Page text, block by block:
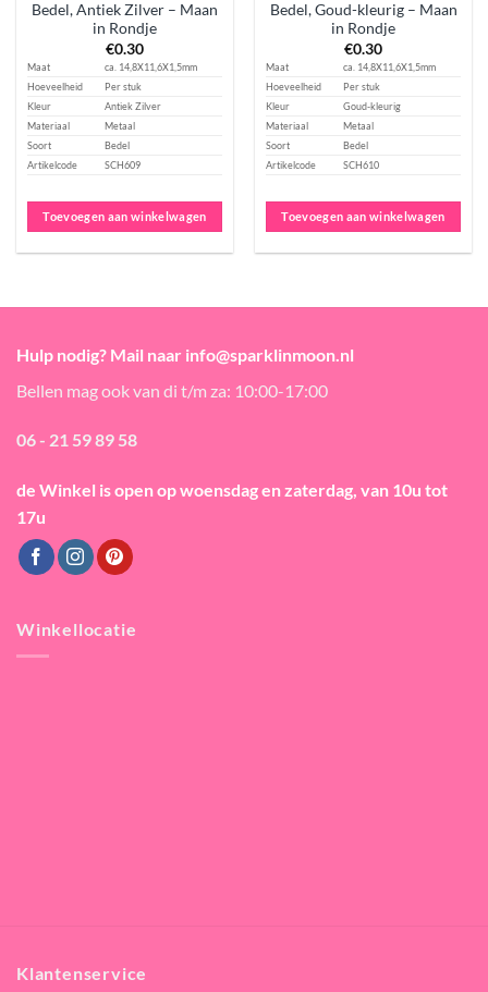
Bedel, Antiek Zilver – Maan
in Rondje
€0.30
Maat
ca. 14,8X11,6X1,5mm
Hoeveelheid
Per stuk
Kleur
Antiek Zilver
Materiaal
Metaal
Soort
Bedel
Artikelcode
SCH609
Toevoegen aan winkelwagen
Bedel, Goud-kleurig – Maan
in Rondje
€0.30
Maat
ca. 14,8X11,6X1,5mm
Hoeveelheid
Per stuk
Kleur
Goud-kleurig
Materiaal
Metaal
Soort
Bedel
Artikelcode
SCH610
Toevoegen aan winkelwagen
Hulp nodig? Mail naar info@sparklinmoon.nl
Bellen mag ook van di t/m za: 10:00-17:00
06 - 21 59 89 58
de Winkel is openop woensdag en zaterdag, van 10u tot
17u
Winkellocatie
Klantenservice